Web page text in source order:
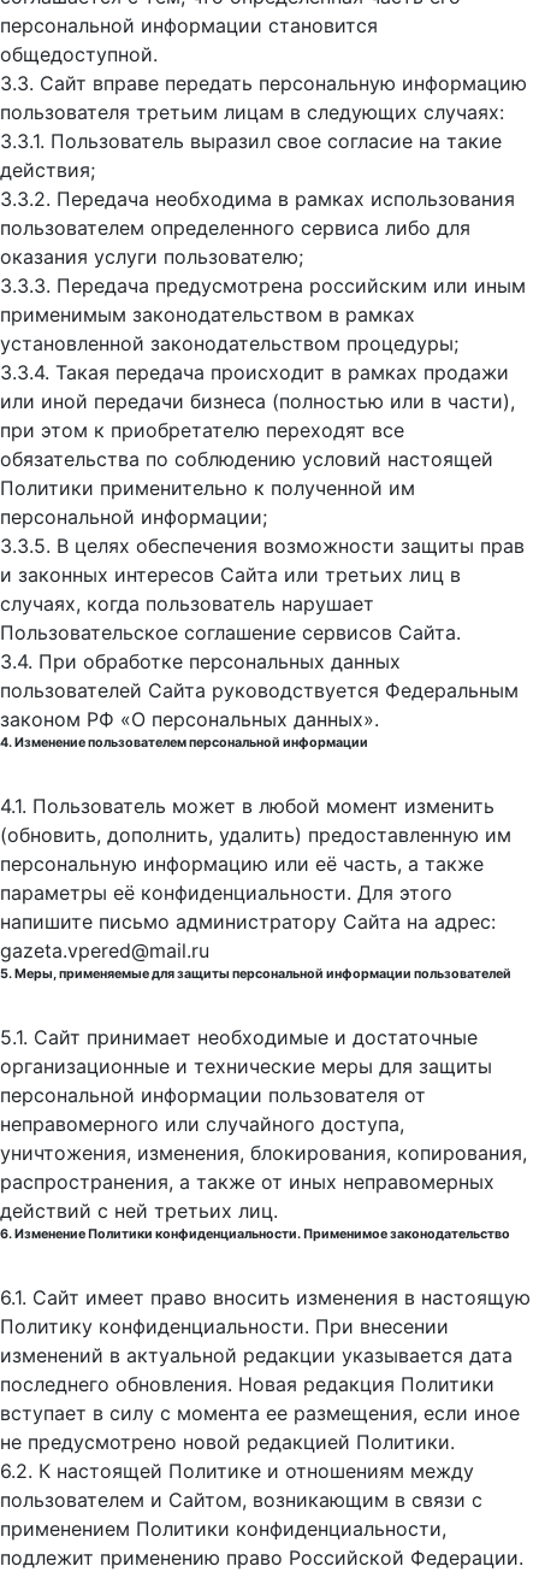
персональной информации становится
общедоступной.
3.3. Сайт вправе передать персональную информацию
пользователя третьим лицам в следующих случаях:
3.3.1. Пользователь выразил свое согласие на такие
действия;
3.3.2. Передача необходима в рамках использования
пользователем определенного сервиса либо для
оказания услуги пользователю;
3.3.3. Передача предусмотрена российским или иным
применимым законодательством в рамках
установленной законодательством процедуры;
3.3.4. Такая передача происходит в рамках продажи
или иной передачи бизнеса (полностью или в части),
при этом к приобретателю переходят все
обязательства по соблюдению условий настоящей
Политики применительно к полученной им
персональной информации;
3.3.5. В целях обеспечения возможности защиты прав
и законных интересов Сайта или третьих лиц в
случаях, когда пользователь нарушает
Пользовательское соглашение сервисов Сайта.
3.4. При обработке персональных данных
пользователей Сайта руководствуется Федеральным
законом РФ «О персональных данных».
4. Изменение пользователем персональной информации
4.1. Пользователь может в любой момент изменить
(обновить, дополнить, удалить) предоставленную им
персональную информацию или её часть, а также
параметры её конфиденциальности. Для этого
напишите письмо администратору Сайта на адрес:
gazeta.vpered@mail.ru
5. Меры, применяемые для защиты персональной информации пользователей
5.1. Сайт принимает необходимые и достаточные
организационные и технические меры для защиты
персональной информации пользователя от
неправомерного или случайного доступа,
уничтожения, изменения, блокирования, копирования,
распространения, а также от иных неправомерных
действий с ней третьих лиц.
6. Изменение Политики конфиденциальности. Применимое законодательство
6.1. Сайт имеет право вносить изменения в настоящую
Политику конфиденциальности. При внесении
изменений в актуальной редакции указывается дата
последнего обновления. Новая редакция Политики
вступает в силу с момента ее размещения, если иное
не предусмотрено новой редакцией Политики.
6.2. К настоящей Политике и отношениям между
пользователем и Сайтом, возникающим в связи с
применением Политики конфиденциальности,
подлежит применению право Российской Федерации.